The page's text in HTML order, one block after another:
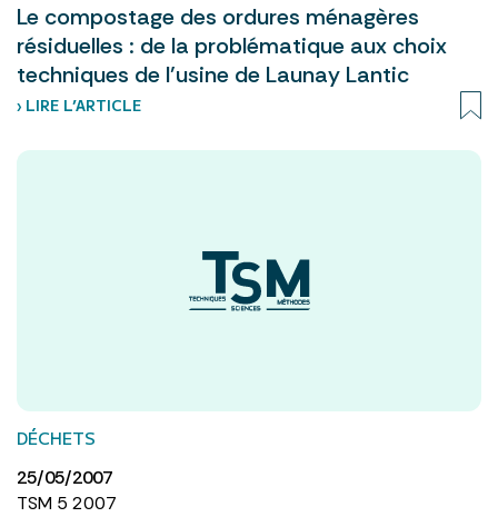
Le compostage des ordures ménagères
résiduelles : de la problématique aux choix
techniques de l’usine de Launay Lantic
› LIRE L’ARTICLE
DÉCHETS
25/05/2007
TSM 5 2007